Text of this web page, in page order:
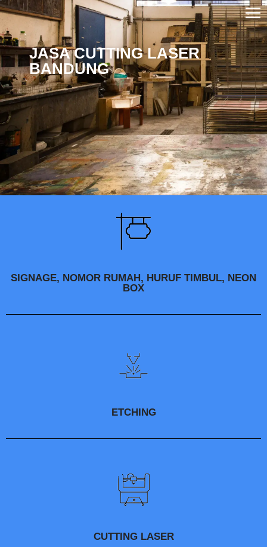
JASA CUTTING LASER
BANDUNG
SIGNAGE, NOMOR RUMAH, HURUF TIMBUL, NEON
BOX
ETCHING
CUTTING LASER